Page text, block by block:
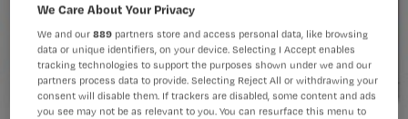
We Care About Your Privacy
We and our889 partners store and access personal data, like browsing
data or unique identifiers, on your device. Selecting I Accept enables
tracking technologies to support the purposes shown under we and our
partners process data to provide. Selecting Reject All or withdrawing your
consent will disable them. If trackers are disabled, some content and ads
you see may not be as relevant to you. You can resurface this menu to